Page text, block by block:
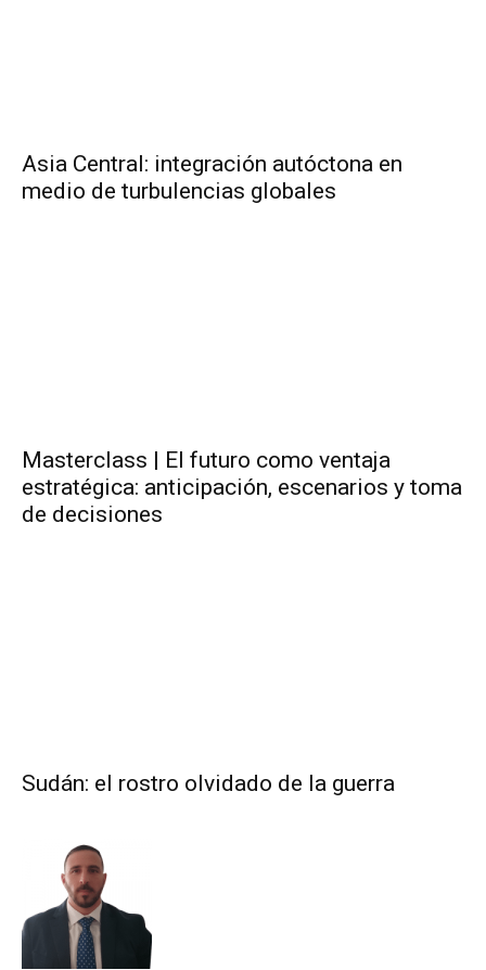
Asia Central: integración autóctona en
medio de turbulencias globales
Masterclass | El futuro como ventaja
estratégica: anticipación, escenarios y toma
de decisiones
Sudán: el rostro olvidado de la guerra